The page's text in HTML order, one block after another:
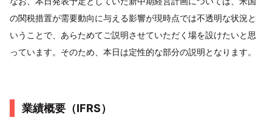
の関税措置が需要動向に与える影響が現時点では不透明な状況と
いうことで、あらためてご説明させていただく場を設けたいと思
っています。そのため、本日は定性的な部分の説明となります。
業績概要（IFRS）